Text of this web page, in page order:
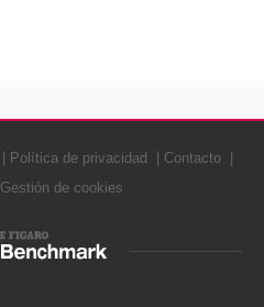
Política de privacidad
Contacto
Gestión de cookies